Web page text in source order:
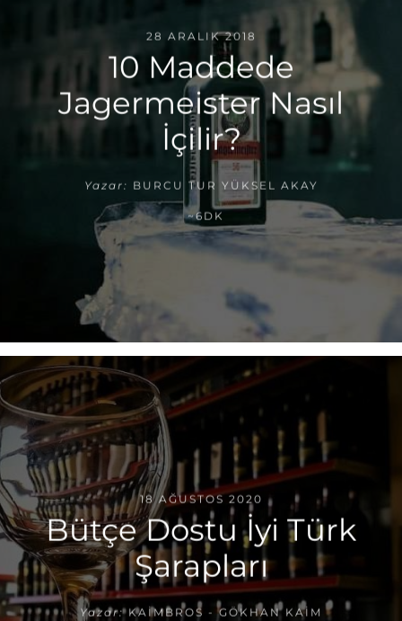
28 ARALIK 2018
10 Maddede
Jagermeister Nasıl
İçilir?
Yazar: BURCU TUR YÜKSEL AKAY
~6DK
18 AĞUSTOS 2020
Bütçe Dostu İyi Türk
Şarapları
Yazar: KAIMBROS - GÖKHAN KAIM